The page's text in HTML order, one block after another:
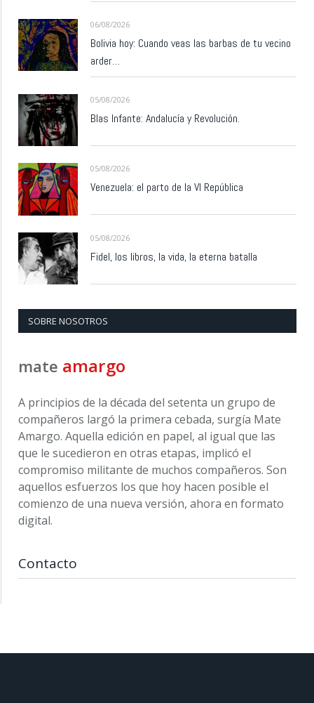
06/08/2026
Bolivia hoy: Cuando veas las barbas de tu vecino
arder…
05/08/2026
Blas Infante: Andalucía y Revolución.
05/08/2026
Venezuela: el parto de la VI República
05/08/2026
Fidel, los libros, la vida, la eterna batalla
SOBRE NOSOTROS
mate amargo
A principios de la década del setenta un grupo de
compañeros largó la primera cebada, surgía Mate
Amargo. Aquella edición en papel, al igual que las
que le sucedieron en otras etapas, implicó el
compromiso militante de muchos compañeros. Son
aquellos esfuerzos los que hoy hacen posible el
comienzo de una nueva versión, ahora en formato
digital.
Contacto